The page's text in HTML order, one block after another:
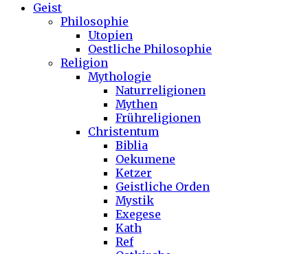
Geist
Philosophie
Utopien
Oestliche Philosophie
Religion
Mythologie
Naturreligionen
Mythen
Frühreligionen
Christentum
Biblia
Oekumene
Ketzer
Geistliche Orden
Mystik
Exegese
Kath
Ref